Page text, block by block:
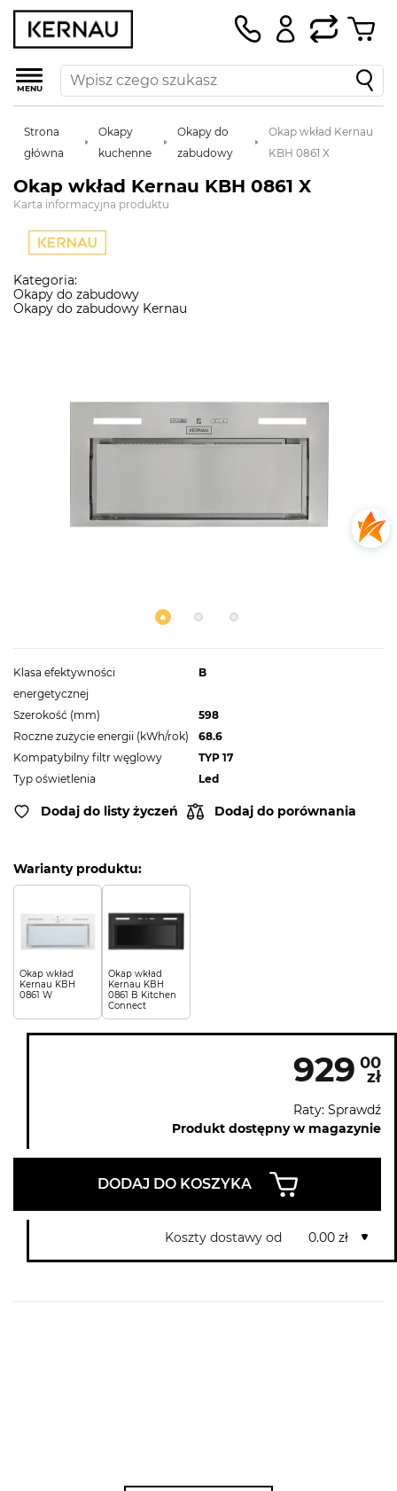
MENU
Strona
główna
Okapy
kuchenne
Okapy do
zabudowy
Okap wkład Kernau
KBH 0861 X
Okap wkład Kernau KBH 0861 X
Karta informacyjna produktu
Kategoria:
Okapy do zabudowy
Okapy do zabudowy Kernau
Klasa efektywności
energetycznej
B
Szerokość (mm)
598
Roczne zużycie energii (kWh/rok)
68.6
Kompatybilny filtr węglowy
TYP 17
Typ oświetlenia
Led
Dodaj do listy życzeń Dodaj do porównania
Warianty produktu:
Okap wkład
Kernau KBH
0861 W
Okap wkład
Kernau KBH
0861 B Kitchen
Connect
929 00
zł
Raty: Sprawdź
Produkt dostępny w magazynie
DODAJ DO KOSZYKA
Koszty dostawy od 0.00 zł